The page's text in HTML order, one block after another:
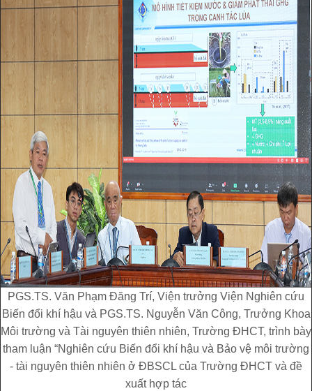
PGS.TS. Văn Phạm Đăng Trí, Viện trưởng Viện Nghiên cứu
Biến đổi khí hậu và PGS.TS. Nguyễn Văn Công, Trưởng Khoa
Môi trường và Tài nguyên thiên nhiên, Trường ĐHCT, trình bày
tham luận “Nghiên cứu Biến đổi khí hậu và Bảo vệ môi trường
- tài nguyên thiên nhiên ở ĐBSCL của Trường ĐHCT và đề
xuất hợp tác